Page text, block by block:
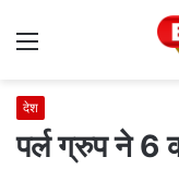
Menu
देश
पर्ल ग्रुप ने 6